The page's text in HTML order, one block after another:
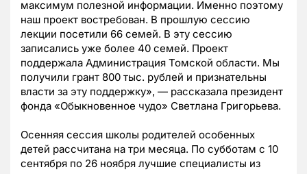
максимум полезной информации. Именно поэтому
наш проект востребован. В прошлую сессию
лекции посетили 66 семей. В эту сессию
записались уже более 40 семей. Проект
поддержала Администрация Томской области. Мы
получили грант 800 тыс. рублей и признательны
власти за эту поддержку», — рассказала президент
фонда «Обыкновенное чудо» Светлана Григорьева.
Осенняя сессия школы родителей особенных
детей рассчитана на три месяца. По субботам с 10
сентября по 26 ноября лучшие специалисты из